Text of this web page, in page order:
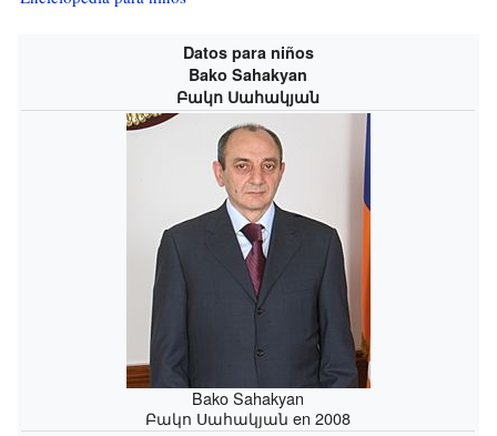
Datos para niños
Bako Sahakyan
Բակո Սահակյան
Bako Sahakyan
Բակո Սահակյան en 2008